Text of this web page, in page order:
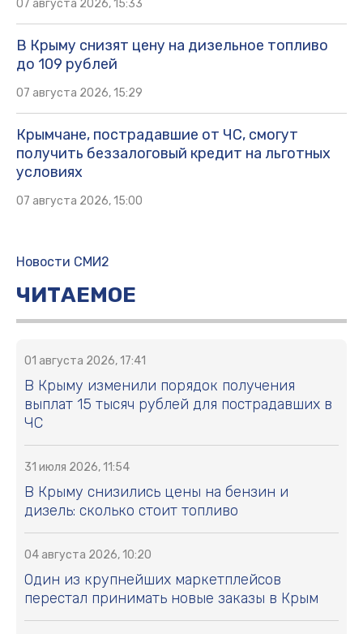
07 августа 2026, 15:33
В Крыму снизят цену на дизельное топливо
до 109 рублей
07 августа 2026, 15:29
Крымчане, пострадавшие от ЧС, смогут
получить беззалоговый кредит на льготных
условиях
07 августа 2026, 15:00
Новости СМИ2
ЧИТАЕМОЕ
01 августа 2026, 17:41
В Крыму изменили порядок получения
выплат 15 тысяч рублей для пострадавших в
ЧС
31 июля 2026, 11:54
В Крыму снизились цены на бензин и
дизель: сколько стоит топливо
04 августа 2026, 10:20
Один из крупнейших маркетплейсов
перестал принимать новые заказы в Крым